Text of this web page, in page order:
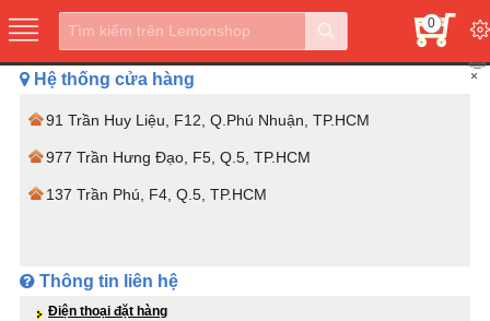
0
Hệ thống cửa hàng
91 Trần Huy Liệu, F12, Q.Phú Nhuận, TP.HCM
977 Trần Hưng Đạo, F5, Q.5, TP.HCM
137 Trần Phú, F4, Q.5, TP.HCM
Thông tin liên hệ
Điện thoại đặt hàng
×